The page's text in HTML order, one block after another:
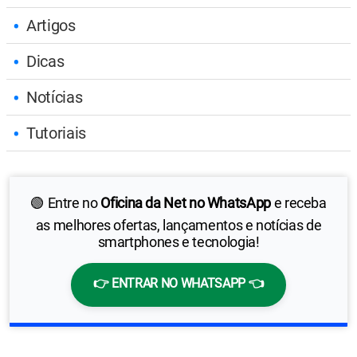
Artigos
Dicas
Notícias
Tutoriais
🟢 Entre noOficina da Net no WhatsAppe receba
as melhores ofertas, lançamentos e notícias de
smartphones e tecnologia!
👉 ENTRAR NO WHATSAPP 👈